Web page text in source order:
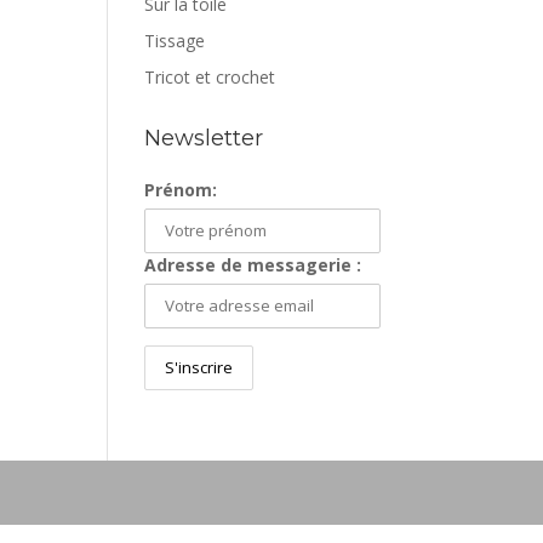
Tissage
Tricot et crochet
Newsletter
Prénom:
Adresse de messagerie :